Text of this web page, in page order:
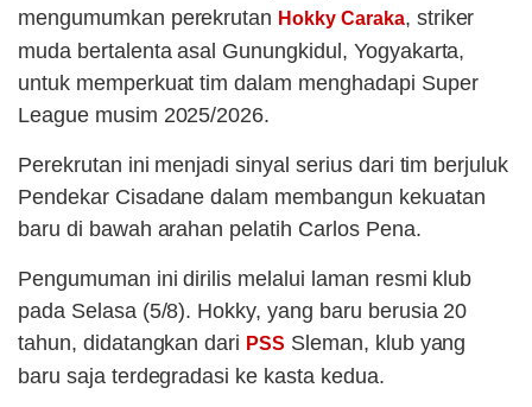
mengumumkan perekrutan Hokky Caraka, striker
muda bertalenta asal Gunungkidul, Yogyakarta,
untuk memperkuat tim dalam menghadapi Super
League musim 2025/2026.
Perekrutan ini menjadi sinyal serius dari tim berjuluk
Pendekar Cisadane dalam membangun kekuatan
baru di bawah arahan pelatih Carlos Pena.
Pengumuman ini dirilis melalui laman resmi klub
pada Selasa (5/8). Hokky, yang baru berusia 20
tahun, didatangkan dari PSS Sleman, klub yang
baru saja terdegradasi ke kasta kedua.